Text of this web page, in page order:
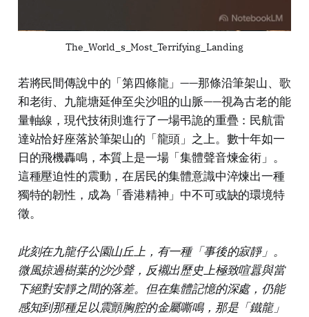
The_World_s_Most_Terrifying_Landing
若將民間傳說中的「第四條龍」——那條沿筆架山、歌
和老街、九龍塘延伸至尖沙咀的山脈——視為古老的能
量軸線，現代技術則進行了一場弔詭的重疊：民航雷
達站恰好座落於筆架山的「龍頭」之上。數十年如一
日的飛機轟鳴，本質上是一場「集體聲音煉金術」。
這種壓迫性的震動，在居民的集體意識中淬煉出一種
獨特的韌性，成為「香港精神」中不可或缺的環境特
徵。
此刻在九龍仔公園山丘上，有一種「事後的寂靜」。
微風掠過樹葉的沙沙聲，反襯出歷史上極致喧囂與當
下絕對安靜之間的落差。但在集體記憶的深處，仍能
感知到那種足以震顫胸腔的金屬嘶鳴，那是「鐵龍」